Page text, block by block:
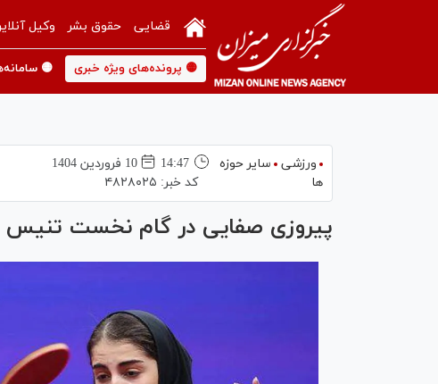
قضایی حقوق بشر وکیل
🟡 پرونده‌های ویژه خبری 🟡
ورزشی
سایر حوزه
ها
14:47
10 فروردين 1404
کد خبر: ۴۸۲۸۰۲۵
پیروزی صفایی در گام نخست تنیس